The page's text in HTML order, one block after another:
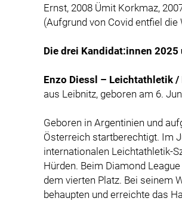
Ernst, 2008 Ümit Korkmaz,
(Aufgrund von Covid entfiel die
Die drei Kandidat:innen
Enzo Diessl – Leichtathletik
aus Leibnitz, geboren am 6.
Geboren in Argentinien und
Österreich startberechtigt. Im
internationalen Leichtathletik-
Hürden. Beim Diamond
dem vierten Platz. Bei seinem
behaupten und erreichte das